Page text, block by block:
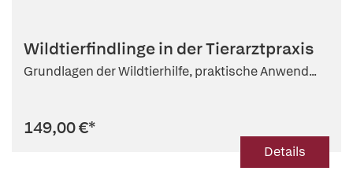
Wildtierfindlinge in der Tierarztpraxis
Grundlagen der Wildtierhilfe, praktische Anwend...
149,00 €*
Details